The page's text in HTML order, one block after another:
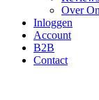
Over
Inloggen
Account
B2B
Contact